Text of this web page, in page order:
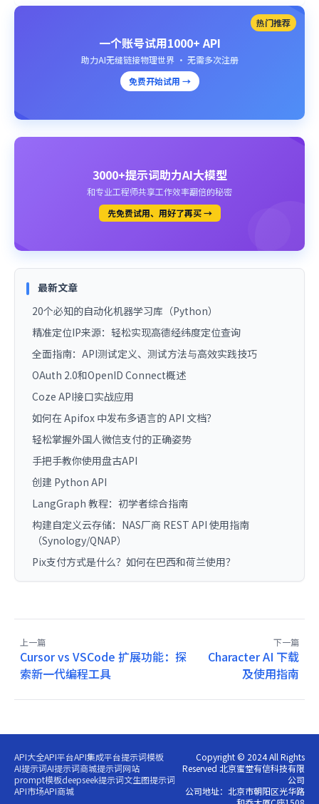
热门推荐
一个账号试用1000+ API
助力AI无缝链接物理世界 · 无需多次注册
免费开始试用 →
3000+提示词助力AI大模型
和专业工程师共享工作效率翻倍的秘密
先免费试用、用好了再买 →
最新文章
20个必知的自动化机器学习库（Python）
精准定位IP来源：轻松实现高德经纬度定位查询
全面指南：API测试定义、测试方法与高效实践技巧
OAuth 2.0和OpenID Connect概述
Coze API接口实战应用
如何在 Apifox 中发布多语言的 API 文档？
轻松掌握外国人微信支付的正确姿势
手把手教你使用盘古API
创建 Python API
LangGraph 教程：初学者综合指南
构建自定义云存储：NAS厂商 REST API 使用指南
（Synology/QNAP）
Pix支付方式是什么？如何在巴西和荷兰使用？
上一篇
Cursor vs VSCode 扩展功能：探
索新一代编程工具
下一篇
Character AI 下载
及使用指南
API大全API平台API集成平台提示词模板
AI提示词AI提示词商城提示词网站
prompt模板deepseek提示词文生图提示词
API市场API商城
Copyright © 2024 All Rights
Reserved 北京蜜堂有信科技有限
公司
公司地址：北京市朝阳区光华路